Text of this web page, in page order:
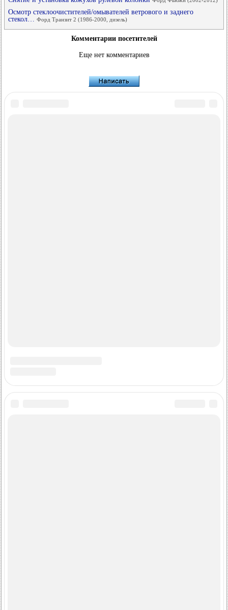
Осмотр стеклоочистителей/омывателей ветрового и заднего
стекол… Форд Транзит 2 (1986-2000, дизель)
Комментарии посетителей
Еще нет комментариев